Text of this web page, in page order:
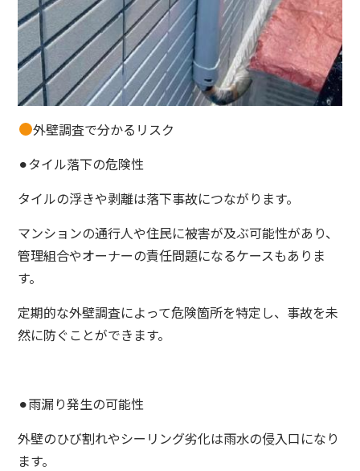
外壁調査で分かるリスク
⚫︎タイル落下の危険性
タイルの浮きや剥離は落下事故につながります。
マンションの通行人や住民に被害が及ぶ可能性があり、
管理組合やオーナーの責任問題になるケースもありま
す。
定期的な外壁調査によって危険箇所を特定し、事故を未
然に防ぐことができます。
⚫︎雨漏り発生の可能性
外壁のひび割れやシーリング劣化は雨水の侵入口になり
ます。